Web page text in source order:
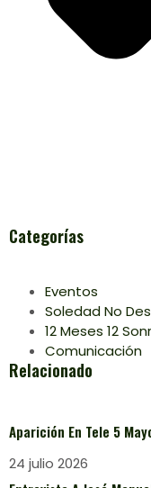
Categorías
Eventos
Soledad No
12 Meses 12
Comunicación
Relacionado
Aparición En Tele 5
24 julio 2026